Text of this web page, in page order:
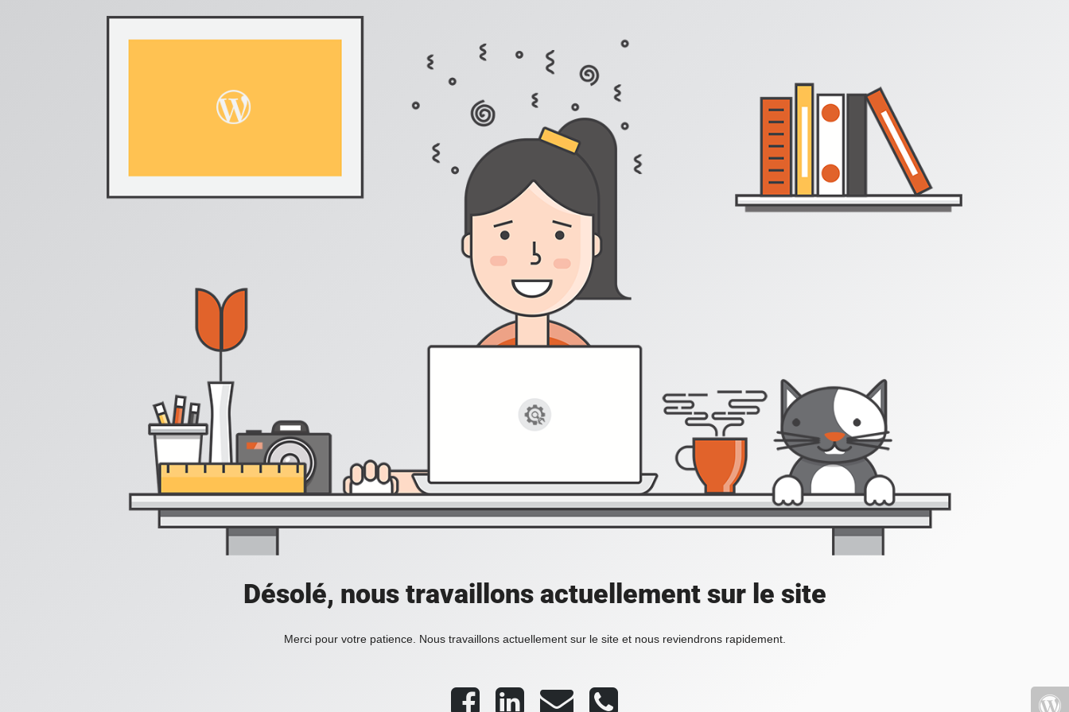
Désolé, nous travaillons actuellement sur le site
Merci pour votre patience. Nous travaillons actuellement sur le site et nous reviendrons rapidement.